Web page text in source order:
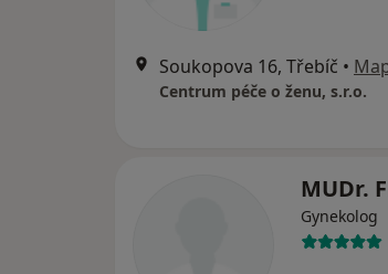
Soukopova 16, Třebíč •
Centrum péče o ženu, s.r.o.
MUDr.
Gynekolog